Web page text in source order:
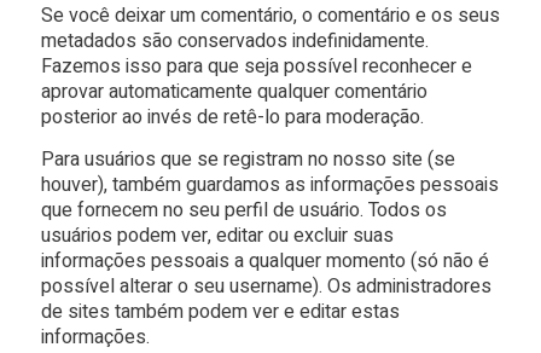
Se você deixar um comentário, o comentário e os seus
metadados são conservados indefinidamente.
Fazemos isso para que seja possível reconhecer e
aprovar automaticamente qualquer comentário
posterior ao invés de retê-lo para moderação.
Para usuários que se registram no nosso site (se
houver), também guardamos as informações pessoais
que fornecem no seu perfil de usuário. Todos os
usuários podem ver, editar ou excluir suas
informações pessoais a qualquer momento (só não é
possível alterar o seu username). Os administradores
de sites também podem ver e editar estas
informações.